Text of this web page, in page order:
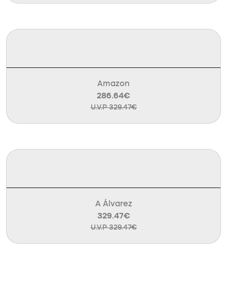
Amazon
286.64€
U.V.P 329.47€
A Álvarez
329.47€
U.V.P 329.47€